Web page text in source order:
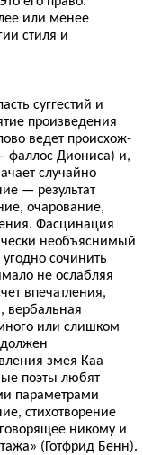
или менее
стиля и
суггестий и
произведения
ведет происхож­
фаллос Диониса) и,
случайно
— результат
очарование,
Фасцинация
необъяснимый
сочинить
не ослабляя
впечатления,
вербальная
или слишком
змея Каа
поэты любят
параметрами
стихотворение
никому и
(Готфрид Бенн).